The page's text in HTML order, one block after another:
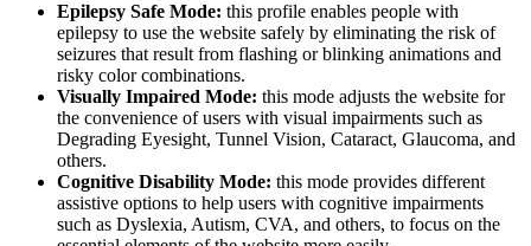
Epilepsy Safe Mode: this profile enables people with
epilepsy to use the website safely by eliminating the risk of
seizures that result from flashing or blinking animations and
risky color combinations.
Visually Impaired Mode: this mode adjusts the website for
the convenience of users with visual impairments such as
Degrading Eyesight, Tunnel Vision, Cataract, Glaucoma, and
others.
Cognitive Disability Mode: this mode provides different
assistive options to help users with cognitive impairments
such as Dyslexia, Autism, CVA, and others, to focus on the